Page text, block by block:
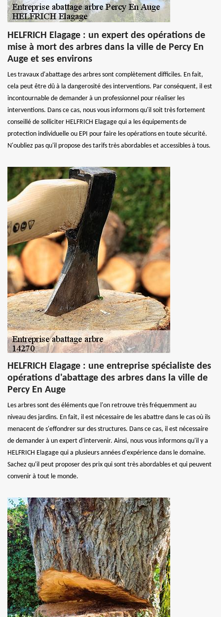
HELFRICH Elagage : un expert des opérations de
mise à mort des arbres dans la ville de Percy En
Auge et ses environs
Les travaux d'abattage des arbres sont complètement difficiles. En fait,
cela peut être dû à la dangerosité des interventions. Par conséquent, il est
incontournable de demander à un professionnel pour réaliser les
interventions. Dans ce cas, nous vous informons qu'il soit très fortement
conseillé de solliciter HELFRICH Elagage qui a les équipements de
protection individuelle ou EPI pour faire les opérations en toute sécurité.
N'oubliez pas qu'il propose des tarifs très abordables et accessibles à tous.
HELFRICH Elagage : une entreprise spécialiste des
opérations d'abattage des arbres dans la ville de
Percy En Auge
Les arbres sont des éléments que l'on retrouve très fréquemment au
niveau des jardins. En fait, il est nécessaire de les abattre dans le cas où ils
menacent de s'effondrer sur des structures. Dans ce cas, il est nécessaire
de demander à un expert d'intervenir. Ainsi, nous vous informons qu'il y a
HELFRICH Elagage qui a plusieurs années d'expérience dans le domaine.
Sachez qu'il peut proposer des prix qui sont très abordables et qui peuvent
convenir à tout le monde.